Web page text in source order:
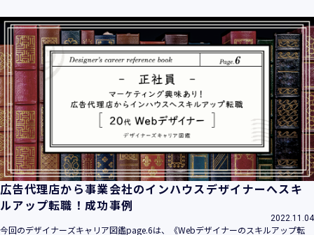
カード情報、ログインID、パスワード、ニックネーム、IPア
ドレス等において、特定の個人を識別できる情報
（他の情報と照合することができ、それにより特定の個人を
識別することができることとなるものを含みます。）
・当社の運営・提供するサービス（以下総称して「当社サー
ビス」といいます。）において、お客様が、当社でご利用に
なったサービスの内容、ご利用日時、ご利用回数などのご利
用内容及びご利用履歴に関する情報
【個人情報の取得・収集について】
当社は、以下の方法により、個人情報を取得させていただき
ます。
当社サービスにおいて、自ら入力された個人情報を、当社は
広告代理店から事業会社のインハウスデザイナーへスキ
ルアップ転職！成功事例
2022.11.04
今回のデザイナーズキャリア図鑑page.6は、《Webデザイナーのスキルアップ転